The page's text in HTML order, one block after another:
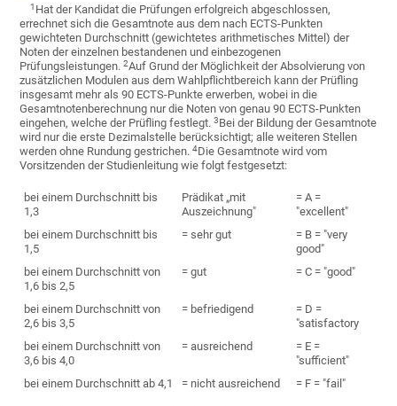
1 Hat der Kandidat die Prüfungen erfolgreich abgeschlossen,
errechnet sich die Gesamtnote aus dem nach ECTS-Punkten
gewichteten Durchschnitt (gewichtetes arithmetisches Mittel) der
Noten der einzelnen bestandenen und einbezogenen
Prüfungsleistungen.2Auf Grund der Möglichkeit der Absolvierung von
zusätzlichen Modulen aus dem Wahlpflichtbereich kann der Prüfling
insgesamt mehr als 90 ECTS-Punkte erwerben, wobei in die
Gesamtnotenberechnung nur die Noten von genau 90 ECTS-Punkten
eingehen, welche der Prüfling festlegt.3Bei der Bildung der Gesamtnote
wird nur die erste Dezimalstelle berücksichtigt; alle weiteren Stellen
werden ohne Rundung gestrichen.4Die Gesamtnote wird vom
Vorsitzenden der Studienleitung wie folgt festgesetzt:
bei einem Durchschnitt bis
1,3
Prädikat „mit
Auszeichnung"
= A =
"excellent"
bei einem Durchschnitt bis
1,5
= sehr gut
= B = "very
good"
bei einem Durchschnitt von
1,6 bis 2,5
= gut = C = "good"
bei einem Durchschnitt von
2,6 bis 3,5
= befriedigend
= D =
"satisfactory
bei einem Durchschnitt von
3,6 bis 4,0
= ausreichend
= E =
"sufficient"
bei einem Durchschnitt ab 4,1
= nicht ausreichend = F = "fail"